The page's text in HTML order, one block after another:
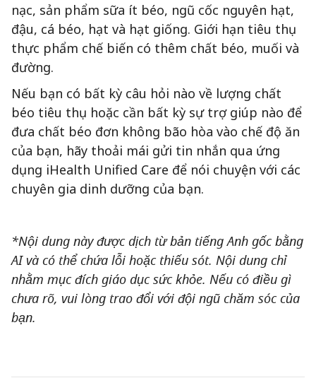
nạc, sản phẩm sữa ít béo, ngũ cốc nguyên hạt,
đậu, cá béo, hạt và hạt giống. Giới hạn tiêu thụ
thực phẩm chế biến có thêm chất béo, muối và
đường.
Nếu bạn có bất kỳ câu hỏi nào về lượng chất
béo tiêu thụ hoặc cần bất kỳ sự trợ giúp nào để
đưa chất béo đơn không bão hòa vào chế độ ăn
của bạn, hãy thoải mái gửi tin nhắn qua ứng
dụng iHealth Unified Care để nói chuyện với các
chuyên gia dinh dưỡng của bạn.
*Nội dung này được dịch từ bản tiếng Anh gốc bằng
AI và có thể chứa lỗi hoặc thiếu sót. Nội dung chỉ
nhằm mục đích giáo dục sức khỏe. Nếu có điều gì
chưa rõ, vui lòng trao đổi với đội ngũ chăm sóc của
bạn.